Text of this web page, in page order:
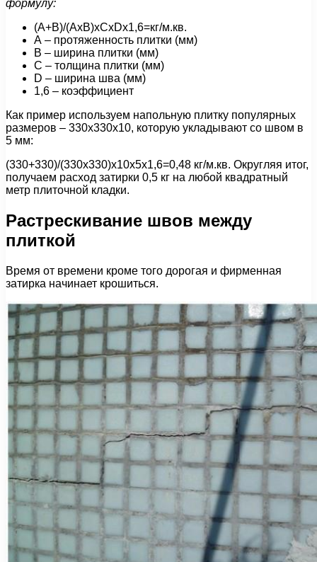
формулу:
(А+В)/(АхВ)хСхDх1,6=кг/м.кв.
А – протяженность плитки (мм)
В – ширина плитки (мм)
С – толщина плитки (мм)
D – ширина шва (мм)
1,6 – коэффициент
Как пример используем напольную плитку популярных
размеров – 330х330х10, которую укладывают со швом в
5 мм:
(330+330)/(330х330)х10х5х1,6=0,48 кг/м.кв. Округляя итог,
получаем расход затирки 0,5 кг на любой квадратный
метр плиточной кладки.
Растрескивание швов между
плиткой
Время от времени кроме того дорогая и фирменная
затирка начинает крошиться.